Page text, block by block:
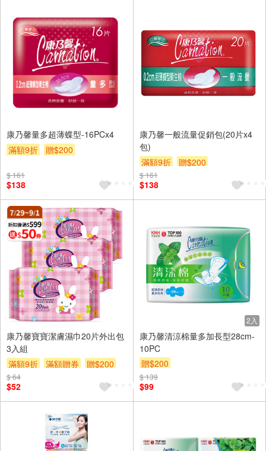
康乃馨量多超薄蝶型-16PCx4
滿額9折
贈$200
$ 161
$138
康乃馨一般流量促銷包(20片x4
包)
滿額9折
贈$200
$ 161
$138
康乃馨寶寶潔膚濕巾20片外出包
3入組
滿額9折
滿額贈券 贈$200
$ 64
$52
2入
康乃馨清涼棉量多加長型28cm-
10PC
贈$200
$ 139
$99